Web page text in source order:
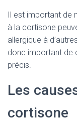
Il est important de
à la cortisone
allergique à
donc important de
précis.
Les
cortisone